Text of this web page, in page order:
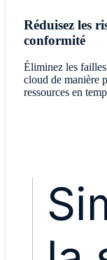
Réduisez les
conformité
Éliminez les
cloud de manière
ressources en